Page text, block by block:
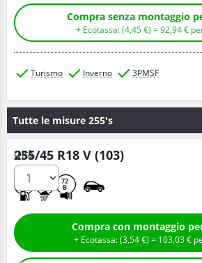
+ Ecotassa: (4,45€ ) =92,94€
Turismo Inverno 3PMSF
Tutte le misure 255's
255/45 R18 V (103)
72
B
Q.tà
+ Ecotassa: (3,54€ ) = 103,03€